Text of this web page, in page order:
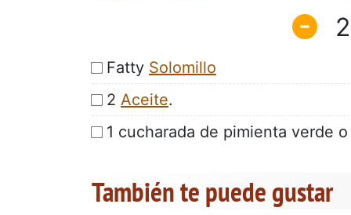
2
Fatty Solomillo
2 Aceite.
1 cucharada de pimienta verde
También te puede gustar